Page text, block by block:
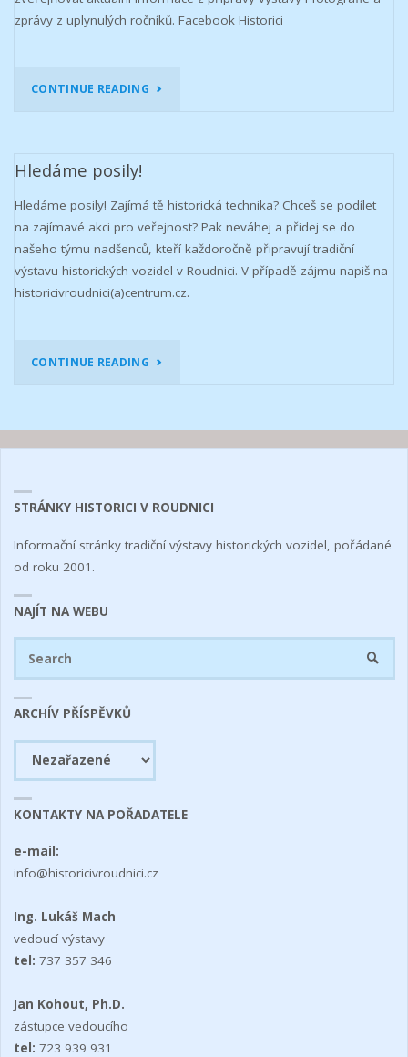
VÝSTAVY
zprávy z uplynulých ročníků. Facebook Historici
CONTINUE READING"HISTORICI
Hledáme posily!
Hledáme posily! Zajímá tě historická technika? Chceš se podílet
na zajímavé akci pro veřejnost? Pak neváhej a přidej se do
našeho týmu nadšenců, kteří každoročně připravují tradiční
výstavu historických vozidel v Roudnici. V případě zájmu napiš na
historicivroudnici(a)centrum.cz.
CONTINUE READING"HLEDÁME
STRÁNKY HISTORICI V ROUDNICI
Informační stránky tradiční výstavy historických vozidel, pořádané
od roku 2001.
NAJÍT NA WEBU
ARCHÍV PŘÍSPĚVKŮ
KONTAKTY NA POŘADATELE
e-mail:
info@historicivroudnici.cz
Ing. Lukáš Mach
vedoucí výstavy
tel: 737 357 346
Jan Kohout, Ph.D.
zástupce vedoucího
tel: 723 939 931